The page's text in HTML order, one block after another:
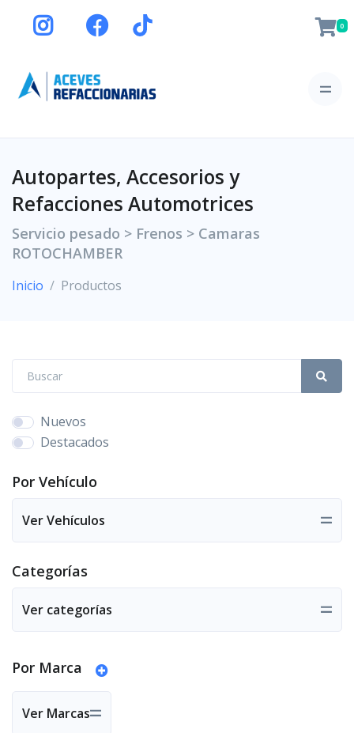
0
Autopartes, Accesorios y
Refacciones Automotrices
Servicio pesado > Frenos > Camaras
ROTOCHAMBER
Inicio Productos
Nuevos
Destacados
Por Vehículo
Ver Vehículos
Categorías
Ver categorías
Por Marca
Ver Marcas